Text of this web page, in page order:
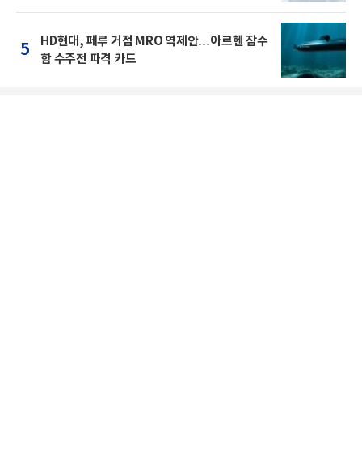
5
HD현대, 페루 거점 MRO 역제안…아르헨 잠수
함 수주전 파격 카드